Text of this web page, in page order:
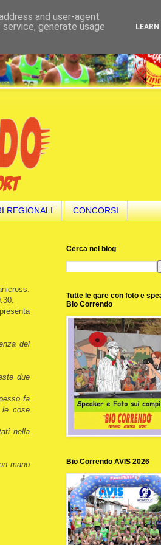
REGIONALI CONCORSI
del
due
fa
le cose
nella
mano
Cerca nel blog
Tutte le gare con foto e
Bio Correndo
Bio Correndo AVIS 2026
and user-agent
generate usage